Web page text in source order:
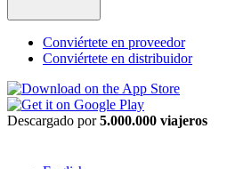
Conviértete en proveedor
Conviértete en distribuidor
Descargado por5.000.000 viajeros